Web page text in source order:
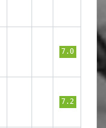
7.0
7.2